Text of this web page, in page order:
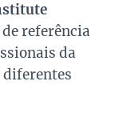
referência
da
diferentes